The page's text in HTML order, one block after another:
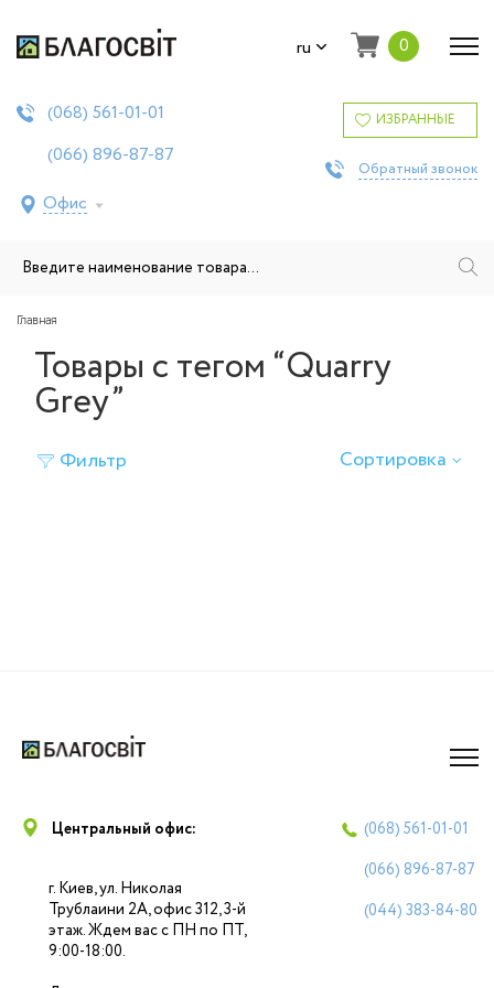
ru 0
(068) 561-01-01
(066) 896-87-87
Офис
ИЗБРАННЫЕ
Обратный звонок
Главная
Товары с тегом “Quarry
Grey”
Фильтр Сортировка
Центральный офис:
г. Киев, ул. Николая
Трублаини 2А, офис 312, 3-й
этаж. Ждем вас с ПН по ПТ,
9:00-18:00.
(068) 561-01-01
(066) 896-87-87
(044) 383-84-80